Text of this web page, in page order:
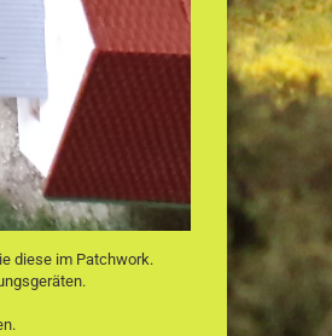
diese im Patchwork.